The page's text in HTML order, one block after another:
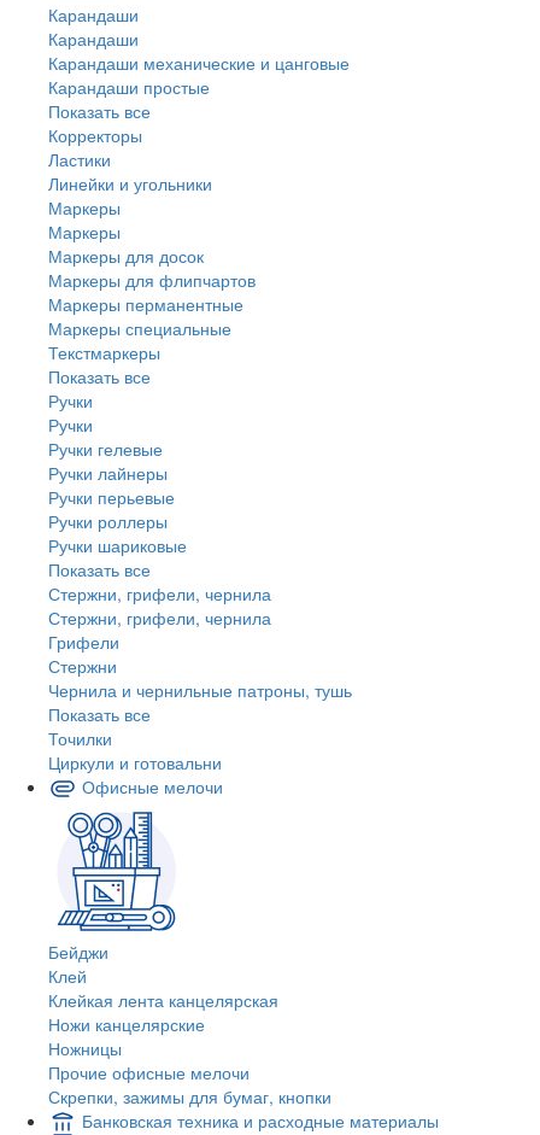
Карандаши
Карандаши
Карандаши механические и цанговые
Карандаши простые
Показать все
Корректоры
Ластики
Линейки и угольники
Маркеры
Маркеры
Маркеры для досок
Маркеры для флипчартов
Маркеры перманентные
Маркеры специальные
Текстмаркеры
Показать все
Ручки
Ручки
Ручки гелевые
Ручки лайнеры
Ручки перьевые
Ручки роллеры
Ручки шариковые
Показать все
Стержни, грифели, чернила
Стержни, грифели, чернила
Грифели
Стержни
Чернила и чернильные патроны, тушь
Показать все
Точилки
Циркули и готовальни
Офисные мелочи
Бейджи
Клей
Клейкая лента канцелярская
Ножи канцелярские
Ножницы
Прочие офисные мелочи
Скрепки, зажимы для бумаг, кнопки
Банковская техника и расходные материалы